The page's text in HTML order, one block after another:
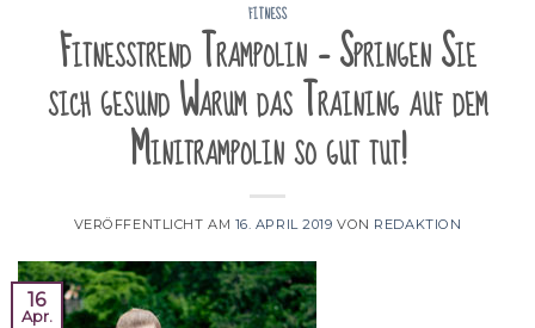
FITNESS
Fitnesstrend Trampolin – Springen Sie
sich gesund Warum das Training auf dem
Minitrampolin so gut tut!
VERÖFFENTLICHT AM 16. APRIL 2019 VON REDAKTION
16
Apr.